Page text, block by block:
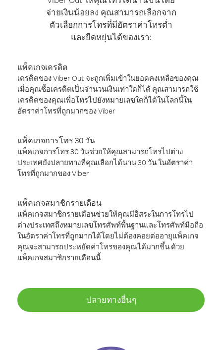
จ่ายเงินน้อยลง คุณสามารถเลือกจาก
ตัวเลือกการโทรที่มีอัตราค่าโทรต่ำ
และยืดหยุ่นได้ของเรา:
แพ็คเกจเครดิต
เครดิตของ Viber Out จะถูกเพิ่มเข้าในยอดคงเหลือของคุณ
เมื่อคุณซื้อเครดิตเป็นจำนวนเงินเท่าใดก็ได้ คุณสามารถใช้
เครดิตของคุณเพื่อโทรไปยังหมายเลขใดก็ได้ในโลกนี้ใน
อัตราค่าโทรที่ถูกมากของ Viber
แพ็คเกจการโทร 30 วัน
แพ็คเกจการโทร 30 วันช่วยให้คุณสามารถโทรไปต่าง
ประเทศยังปลายทางที่คุณเลือกได้นาน 30 วัน ในอัตราค่า
โทรที่ถูกมากของ Viber
แพ็คเกจสมาชิกรายเดือน
แพ็คเกจสมาชิกรายเดือนช่วยให้คุณมีอิสระในการโทรไป
ต่างประเทศถึงหมายเลขโทรศัพท์พื้นฐานและโทรศัพท์มือถือ
ในอัตราค่าโทรที่ถูกมากได้โดยไม่ต้องคอยต่ออายุแพ็คเกจ
คุณจะสามารถประหยัดค่าโทรของคุณได้มากขึ้น ด้วย
แพ็คเกจสมาชิกรายเดือนนี้
ปลายทางอื่นๆ